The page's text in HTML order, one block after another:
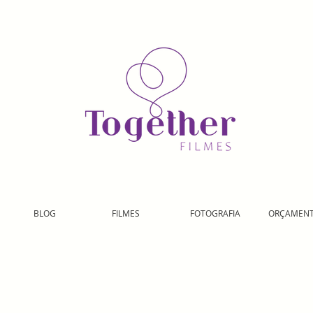
BLOG FILMES FOTOGRAFIA